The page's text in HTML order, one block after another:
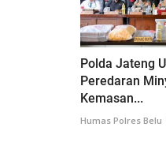
Polda Jateng
Peredaran
Kemasan...
Humas Polres Belu